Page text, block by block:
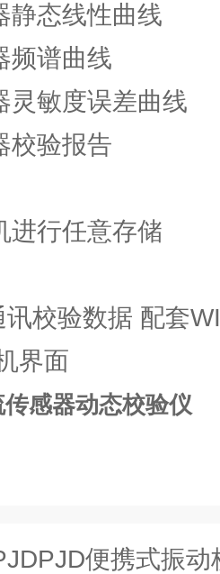
态线性曲线
频谱曲线
敏度误差曲线
校验报告
行任意存储
校验数据 配套
界面
感器动态校验仪
便携式振动